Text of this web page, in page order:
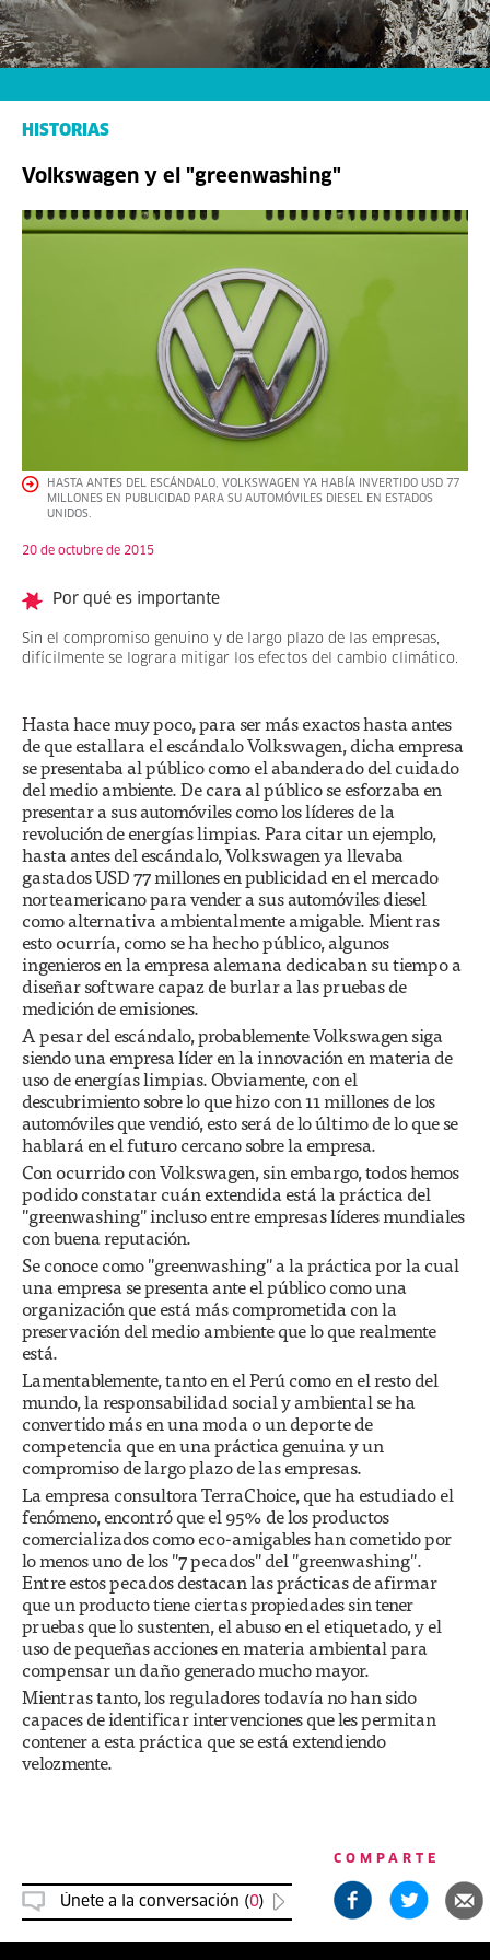
HISTORIAS
Volkswagen y el "greenwashing"
HASTA ANTES DEL ESCÁNDALO, VOLKSWAGEN YA HABÍA INVERTIDO USD 77
MILLONES EN PUBLICIDAD PARA SU AUTOMÓVILES DIESEL EN ESTADOS
UNIDOS.
20 de octubre de 2015
Por qué es importante
Sin el compromiso genuino y de largo plazo de las empresas,
difícilmente se lograra mitigar los efectos del cambio climático.
Hasta hace muy poco, para ser más exactos hasta antes
de que estallara el escándalo Volkswagen, dicha empresa
se presentaba al público como el abanderado del cuidado
del medio ambiente. De cara al público se esforzaba en
presentar a sus automóviles como los líderes de la
revolución de energías limpias. Para citar un ejemplo,
hasta antes del escándalo, Volkswagen ya llevaba
gastados USD 77 millones en publicidad en el mercado
norteamericano para vender a sus automóviles diesel
como alternativa ambientalmente amigable. Mientras
esto ocurría, como se ha hecho público, algunos
ingenieros en la empresa alemana dedicaban su tiempo a
diseñar software capaz de burlar a las pruebas de
medición de emisiones.
A pesar del escándalo, probablemente Volkswagen siga
siendo una empresa líder en la innovación en materia de
uso de energías limpias. Obviamente, con el
descubrimiento sobre lo que hizo con 11 millones de los
automóviles que vendió, esto será de lo último de lo que se
hablará en el futuro cercano sobre la empresa.
Con ocurrido con Volkswagen, sin embargo, todos hemos
podido constatar cuán extendida está la práctica del
"greenwashing" incluso entre empresas líderes mundiales
con buena reputación.
Se conoce como "greenwashing" a la práctica por la cual
una empresa se presenta ante el público como una
organización que está más comprometida con la
preservación del medio ambiente que lo que realmente
está.
Lamentablemente, tanto en el Perú como en el resto del
mundo, la responsabilidad social y ambiental se ha
convertido más en una moda o un deporte de
competencia que en una práctica genuina y un
compromiso de largo plazo de las empresas.
La empresa consultora TerraChoice, que ha estudiado el
fenómeno, encontró que el 95% de los productos
comercializados como eco-amigables han cometido por
lo menos uno de los "7 pecados" del "greenwashing".
Entre estos pecados destacan las prácticas de afirmar
que un producto tiene ciertas propiedades sin tener
pruebas que lo sustenten, el abuso en el etiquetado, y el
uso de pequeñas acciones en materia ambiental para
compensar un daño generado mucho mayor.
Mientras tanto, los reguladores todavía no han sido
capaces de identificar intervenciones que les permitan
contener a esta práctica que se está extendiendo
velozmente.
Únete a la conversación (0)
COMPARTE